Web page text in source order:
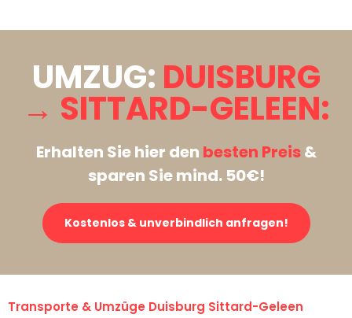
UMZUG: DUISBURG
→ SITTARD-GELEEN:
Erhalten Sie hier den besten Preis&
sparen Sie mind. 50€!
Kostenlos & unverbindlich anfragen!
Transporte & Umzüge Duisburg Sittard-Geleen